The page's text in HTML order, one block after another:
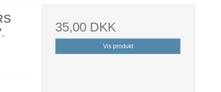
35,00 DKK
Vis produkt